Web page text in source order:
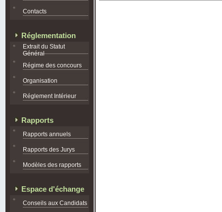
Contacts
Réglementation
Extrait du Statut
Général
Régime des concours
Organisation
Réglement Intérieur
Rapports
Rapports annuels
Rapports des Jurys
Modèles des rapports
Espace d'échange
Conseils aux Candidats